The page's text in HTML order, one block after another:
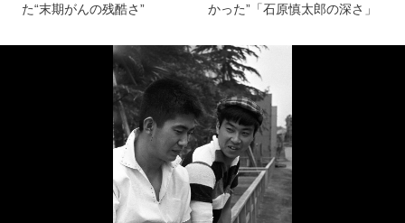
た“末期がんの残酷さ”
かった”「石原慎太郎の深さ」